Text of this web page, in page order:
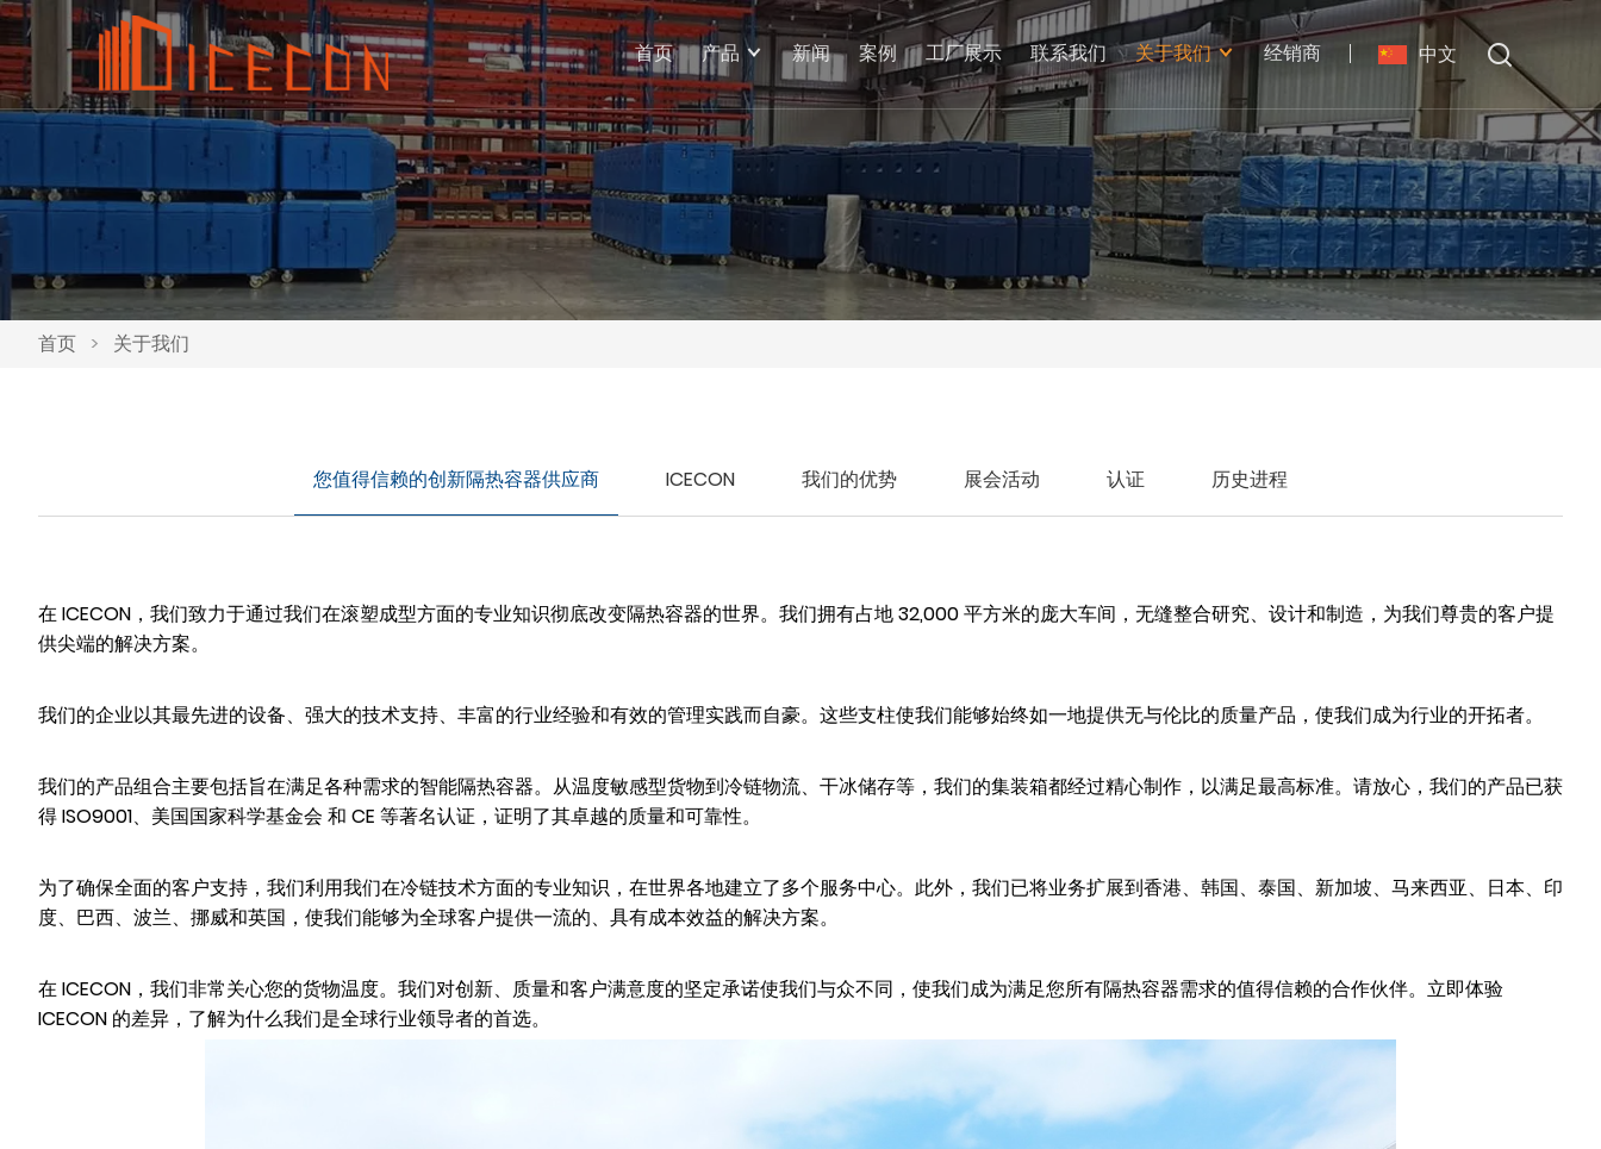
中文
首页 产品 新闻 案例 工厂展示 联系我们 关于我们 经销商
首页 > 关于我们
您值得信赖的创新隔热容器供应商 ICECON 我们的优势 展会活动 认证 历史进程
在 ICECON，我们致力于通过我们在滚塑成型方面的专业知识彻底改变隔热容器的世界。我们拥有占地 32,000 平方米的庞大车间，无缝整合研究、设计和制造，为我们尊贵的客户提
供尖端的解决方案。
我们的企业以其最先进的设备、强大的技术支持、丰富的行业经验和有效的管理实践而自豪。这些支柱使我们能够始终如一地提供无与伦比的质量产品，使我们成为行业的开拓者。
我们的产品组合主要包括旨在满足各种需求的智能隔热容器。从温度敏感型货物到冷链物流、干冰储存等，我们的集装箱都经过精心制作，以满足最高标准。请放心，我们的产品已获
得 ISO9001、美国国家科学基金会 和 CE 等著名认证，证明了其卓越的质量和可靠性。
为了确保全面的客户支持，我们利用我们在冷链技术方面的专业知识，在世界各地建立了多个服务中心。此外，我们已将业务扩展到香港、韩国、泰国、新加坡、马来西亚、日本、印
度、巴西、波兰、挪威和英国，使我们能够为全球客户提供一流的、具有成本效益的解决方案。
在 ICECON，我们非常关心您的货物温度。我们对创新、质量和客户满意度的坚定承诺使我们与众不同，使我们成为满足您所有隔热容器需求的值得信赖的合作伙伴。立即体验
ICECON 的差异，了解为什么我们是全球行业领导者的首选。